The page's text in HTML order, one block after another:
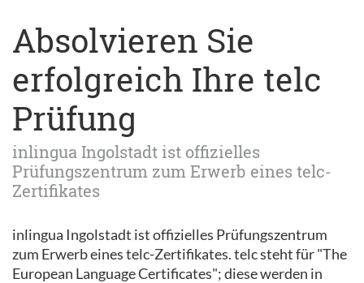
Absolvieren Sie
erfolgreich Ihre telc
Prüfung
inlingua Ingolstadt ist offizielles
Prüfungszentrum zum Erwerb eines telc-
Zertifikates
inlingua Ingolstadt ist offizielles Prüfungszentrum
zum Erwerb eines telc-Zertifikates. telc steht für "The
European Language Certificates"; diese werden in